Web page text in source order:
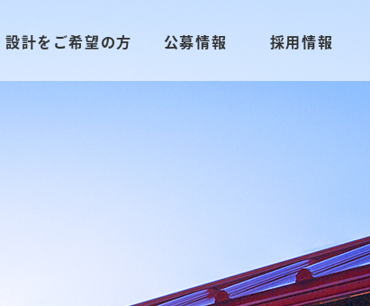
設計をご希望の方 公募情報 採用情報